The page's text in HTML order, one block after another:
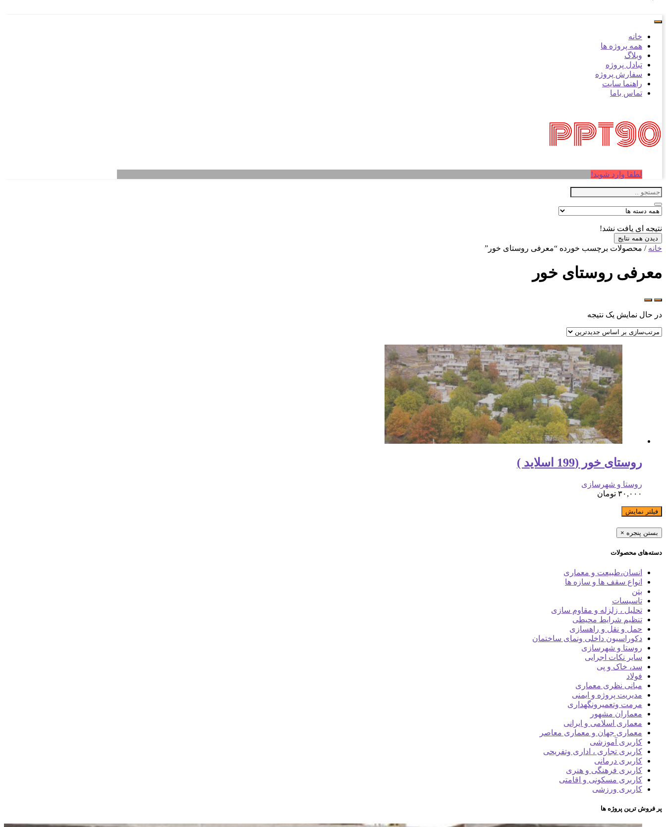
خانه
همه پروژه ها
وبلاگ
تبادل پروژه
سفارش پروژه
راهنما سایت
تماس باما
لطفا وارد شوید!
نتیجه ای یافت نشد!
دیدن همه نتایج
خانه / محصولات برچسب خورده “معرفی روستای خور”
معرفی روستای خور
در حال نمایش یک نتیجه
روستای خور (199 اسلاید )
روستا و شهرسازی
۳۰,۰۰۰ تومان
فیلتر نمایش
بستن پنجره ×
دسته‌های محصولات
انسان،طبیعت و معماری
انواع سقف ها و سازه ها
بتن
تاسیسات
تحلیل ، زلزله و مقاوم سازی
تنظیم شرایط محیطی
حمل و نقل و راهسازی
دکوراسیون داخلی ونمای ساختمان
روستا و شهرسازی
سایر نکات اجرایی
سد، خاک و پی
فولاد
مبانی نظری معماری
مدیریت پروژه و ایمنی
مرمت وتعمیرونگهداری
معماران مشهور
معماری اسلامی و ایرانی
معماری جهان و معماری معاصر
کاربری آموزشی
کاربری تجاری ، اداری وتفریحی
کاربری درمانی
کاربری فرهنگی و هنری
کاربری مسکونی و اقامتی
کاربری ورزشی
پر فروش ترین پروژه ها